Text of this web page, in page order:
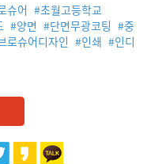
슈어 #초월고등학교
#양면 #단면무광코팅 #중
로슈어디자인 #인쇄 #인디